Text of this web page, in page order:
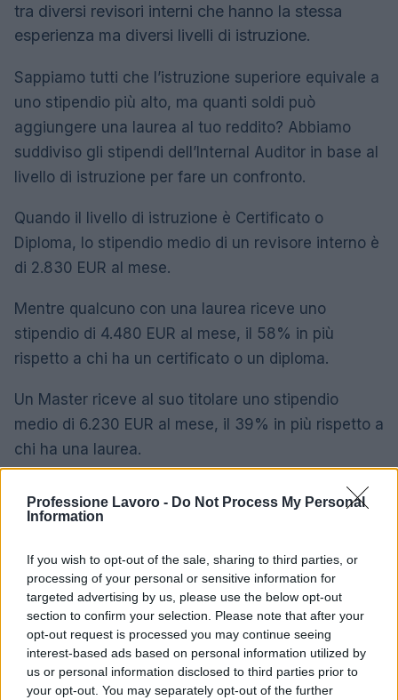
Professione Lavoro - Do Not Process My Personal
Information
If you wish to opt-out of the sale, sharing to third parties, or
processing of your personal or sensitive information for
targeted advertising by us, please use the below opt-out
section to confirm your selection. Please note that after your
opt-out request is processed you may continue seeing
interest-based ads based on personal information utilized by
us or personal information disclosed to third parties prior to
your opt-out. You may separately opt-out of the further
tra diversi revisori interni che hanno la stessa
esperienza ma diversi livelli di istruzione.
Sappiamo tutti che l’istruzione superiore equivale a
uno stipendio più alto, ma quanti soldi può
aggiungere una laurea al tuo reddito? Abbiamo
suddiviso gli stipendi dell’Internal Auditor in base al
livello di istruzione per fare un confronto.
Quando il livello di istruzione è Certificato o
Diploma, lo stipendio medio di un revisore interno è
di 2.830 EUR al mese.
Mentre qualcuno con una laurea riceve uno
stipendio di 4.480 EUR al mese, il 58% in più
rispetto a chi ha un certificato o un diploma.
Un Master riceve al suo titolare uno stipendio
medio di 6.230 EUR al mese, il 39% in più rispetto a
chi ha una laurea.
Differenza salariale media del revisore
interno per livello di istruzione in Finlandia
Certificato o Diploma
2.830
EUR
Laurea triennale + 58%
4.480
EUR
Master + 39% 6.230 EUR